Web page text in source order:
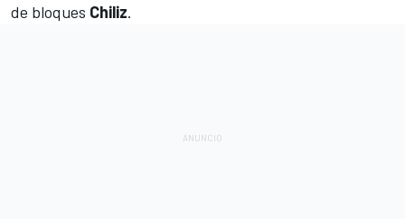
de bloques Chiliz.